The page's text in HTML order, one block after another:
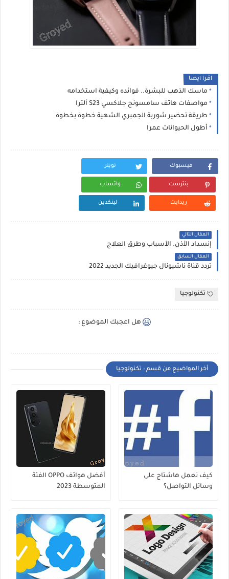
اقرا ايضا
ماسك الذهب للبشرة.. فوائده وكيفية استخدامه
مواصفات هاتف سامسونج جلاكسي S23 ألترا
طريقة تحضير شوربة الجمبري الشهية خطوة بخطوة
أطول الحيوانات عمرا
فيسبوك تويتر
بنترست واتساب
ريدايت لينكدين
المقال التالي
إنسداد الأذن. الأسباب وطرق العلاج
المقال السابق
تردد قناة ناشيونال جيوغرافيك الجديد 2022
تكنولوجيا
هل اعجبك الموضوع :
أخر المواضيع من قسم : تكنولوجيا
كيف تعمل هاشتاج على
وسائل التواصل؟
أفضل هواتف OPPO الفئة
المتوسطة 2023